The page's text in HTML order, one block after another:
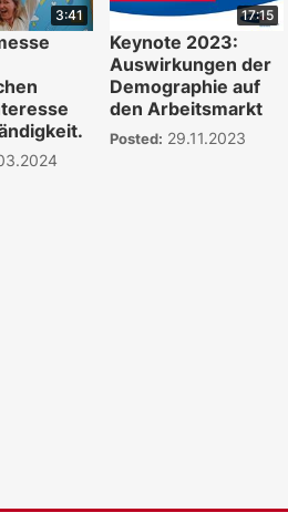
3:41 17:15
Keynote 2023:
Auswirkungen der
Demographie auf
den Arbeitsmarkt
Posted: 29.11.2023